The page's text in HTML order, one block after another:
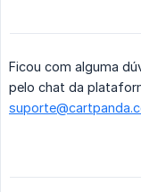
Ficou com alguma
pelo chat da